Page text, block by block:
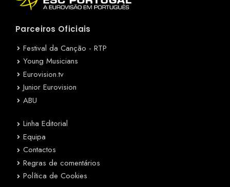
Parceiros Oficiais
Festival da Canção - RTP
Young Musicians
Eurovision.tv
Junior Eurovision
ABU
Linha Editorial
Equipa
Contactos
Regras de comentários
Política de Cookies